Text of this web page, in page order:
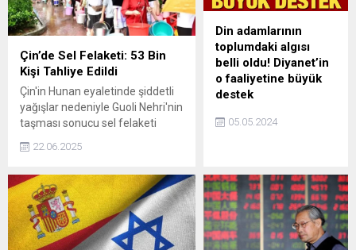
Çin’de Sel Felaketi: 53 Bin
Kişi Tahliye Edildi
Çin'in Hunan eyaletinde şiddetli
yağışlar nedeniyle Guoli Nehri'nin
taşması sonucu sel felaketi
nedeniyle Xiangxi Tujia ve Miao
ve
Huaihua bölgelerinde 53.000'den
fazla kişi güvenli bölgelere
tahliye edildi.
22.06.2025
Din adamlarının
toplumdaki algısı
belli oldu! Diyanet’in
o faaliyetine büyük
destek
Yapılan bir araştırmada
din görevlileri ile ilgili
olduğu tespit edildi.
Ayrıca Diyanetin 10
yıldır sürdürdüğü 4-6
yaş Kuran kurslarına
büyük destek olduğu
05.05.2024